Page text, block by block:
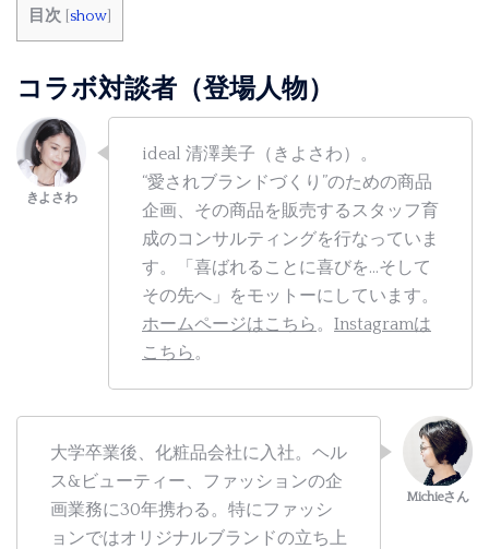
目次 show
コラボ対談者（登場人物）
ideal 清澤美子（きよさわ）。
“愛されブランドづくり”のための商品
企画、その商品を販売するスタッフ育
成のコンサルティングを行なっていま
す。「喜ばれることに喜びを…そして
その先へ」をモットーにしています。
ホームページはこちら。 Instagramは
こちら。
大学卒業後、化粧品会社に入社。ヘル
ス&ビューティー、ファッションの企
画業務に30年携わる。特にファッシ
ョンではオリジナルブランドの立ち上